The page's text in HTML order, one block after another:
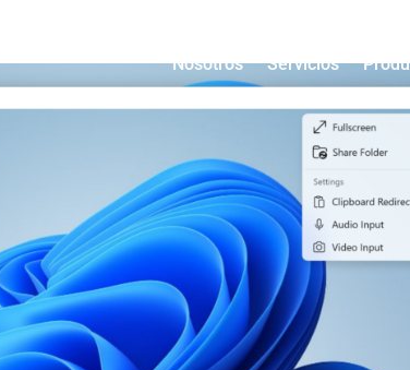
Nosotros Servicios